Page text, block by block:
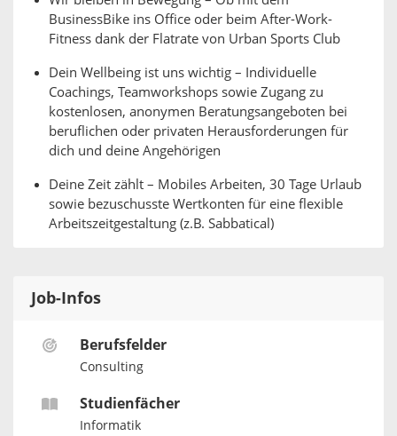
BusinessBike ins Office oder beim After-Work-
Fitness dank der Flatrate von Urban Sports Club
Dein Wellbeing ist uns wichtig – Individuelle
Coachings, Teamworkshops sowie Zugang zu
kostenlosen, anonymen Beratungsangeboten bei
beruflichen oder privaten Herausforderungen für
dich und deine Angehörigen
Deine Zeit zählt – Mobiles Arbeiten, 30 Tage Urlaub
sowie bezuschusste Wertkonten für eine flexible
Arbeitszeitgestaltung (z.B. Sabbatical)
Job-Infos
Berufsfelder
Consulting
Studienfächer
Informatik